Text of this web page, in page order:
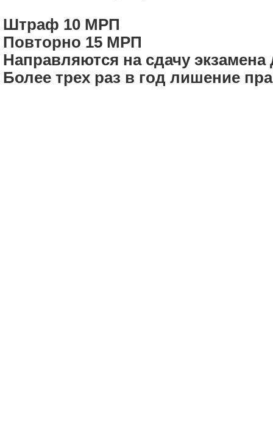
Штраф 10 МРП
Повторно 15 МРП
Направляются на сдачу
Более трех раз в год лишение